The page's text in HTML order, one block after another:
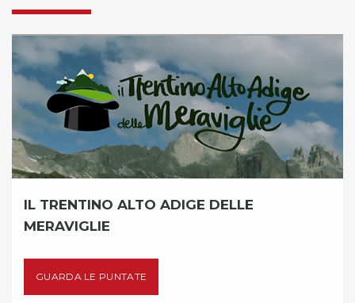
IL TRENTINO ALTO ADIGE DELLE
MERAVIGLIE
GUARDA LE PUNTATE